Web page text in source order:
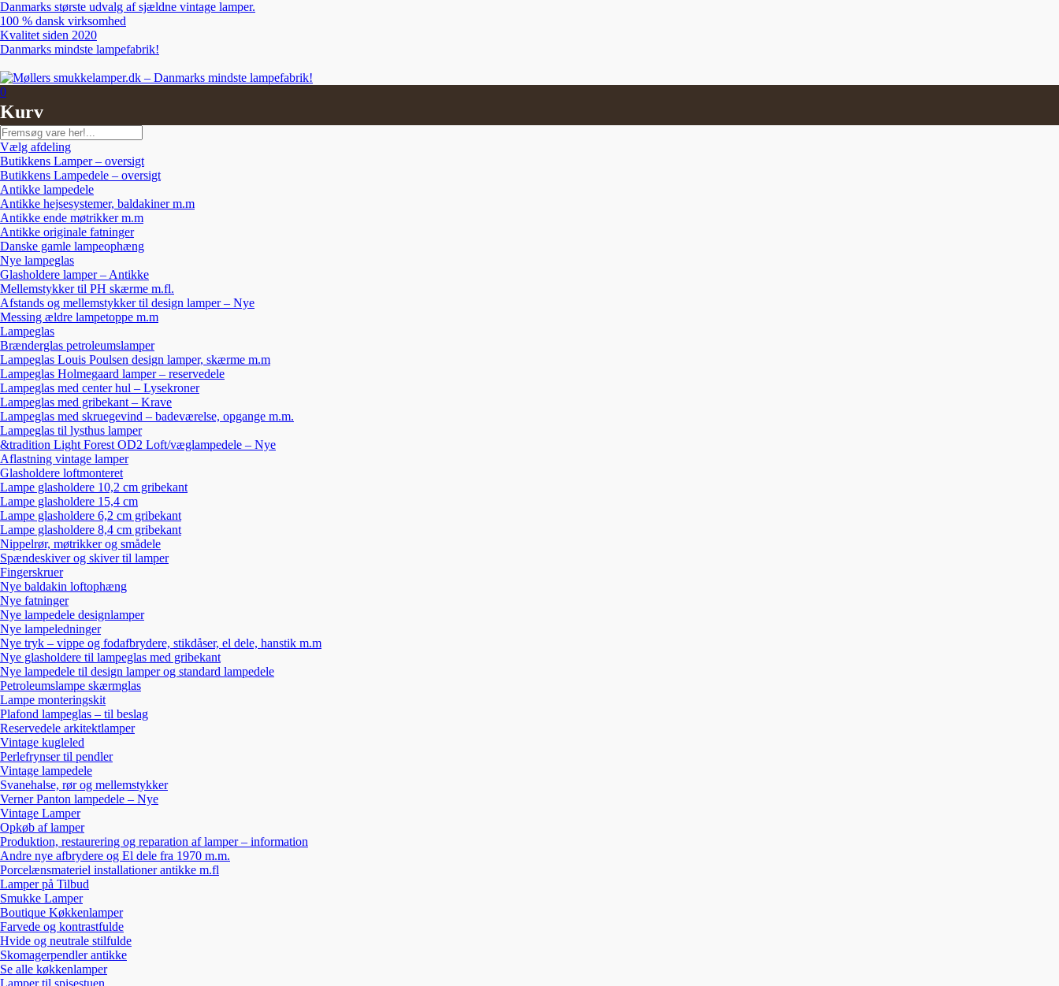
Skip
to
content
Danmarks største udvalg af sjældne vintage lamper.
100 % dansk virksomhed
Kvalitet siden 2020
Danmarks mindste lampefabrik!
0
Kurv
Søg
Vælg afdeling
Butikkens Lamper – oversigt
Butikkens Lampedele – oversigt
Antikke lampedele
Antikke hejsesystemer, baldakiner m.m
Antikke ende møtrikker m.m
Antikke originale fatninger
Danske gamle lampeophæng
Nye lampeglas
Glasholdere lamper – Antikke
Mellemstykker til PH skærme m.fl.
Afstands og mellemstykker til design lamper – Nye
Messing ældre lampetoppe m.m
Lampeglas
Brænderglas petroleumslamper
Lampeglas Louis Poulsen design lamper, skærme m.m
Lampeglas Holmegaard lamper – reservedele
Lampeglas med center hul – Lysekroner
Lampeglas med gribekant – Krave
Lampeglas med skruegevind – badeværelse, opgange m.m.
Lampeglas til lysthus lamper
&tradition Light Forest OD2 Loft/væglampedele – Nye
Aflastning vintage lamper
Glasholdere loftmonteret
Lampe glasholdere 10,2 cm gribekant
Lampe glasholdere 15,4 cm
Lampe glasholdere 6,2 cm gribekant
Lampe glasholdere 8,4 cm gribekant
Nippelrør, møtrikker og smådele
Spændeskiver og skiver til lamper
Fingerskruer
Nye baldakin loftophæng
Nye fatninger
Nye lampedele designlamper
Nye lampeledninger
Nye tryk – vippe og fodafbrydere, stikdåser, el dele, hanstik m.m
Nye glasholdere til lampeglas med gribekant
Nye lampedele til design lamper og standard lampedele
Petroleumslampe skærmglas
Lampe monteringskit
Plafond lampeglas – til beslag
Reservedele arkitektlamper
Vintage kugleled
Perlefrynser til pendler
Vintage lampedele
Svanehalse, rør og mellemstykker
Verner Panton lampedele – Nye
Vintage Lamper
Opkøb af lamper
Produktion, restaurering og reparation af lamper – information
Andre nye afbrydere og El dele fra 1970 m.m.
Porcelænsmateriel installationer antikke m.fl
Lamper på Tilbud
Smukke Lamper
Boutique Køkkenlamper
Farvede og kontrastfulde
Hvide og neutrale stilfulde
Skomagerpendler antikke
Se alle køkkenlamper
Lamper til spisestuen